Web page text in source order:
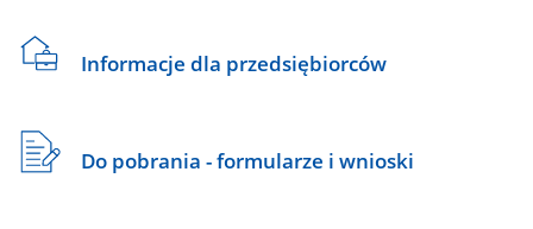
Informacje dla przedsiębiorców
Do pobrania - formularze i wnioski